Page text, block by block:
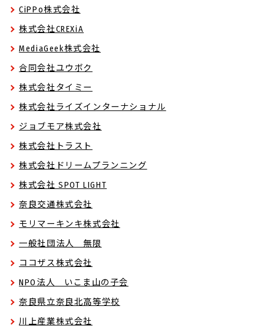
CiPPo株式会社
株式会社CREXiA
MediaGeek株式会社
合同会社ユウボク
株式会社タイミー
株式会社ライズインターナショナル
ジョブモア株式会社
株式会社トラスト
株式会社ドリームプランニング
株式会社 SPOT LIGHT
奈良交通株式会社
モリマーキンキ株式会社
一般社団法人 無限
ココザス株式会社
NPO法人 いこま山の子会
奈良県立奈良北高等学校
川上産業株式会社